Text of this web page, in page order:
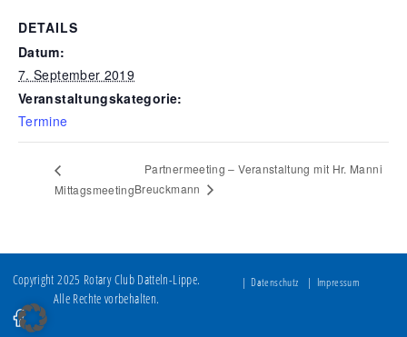
DETAILS
Datum:
7. September 2019
Veranstaltungskategorie:
Termine
Mittagsmeeting
Partnermeeting – Veranstaltung mit Hr. Manni
Breuckmann
Copyright 2025 Rotary Club Datteln-Lippe.
Alle Rechte vorbehalten.
Datenschutz Impressum